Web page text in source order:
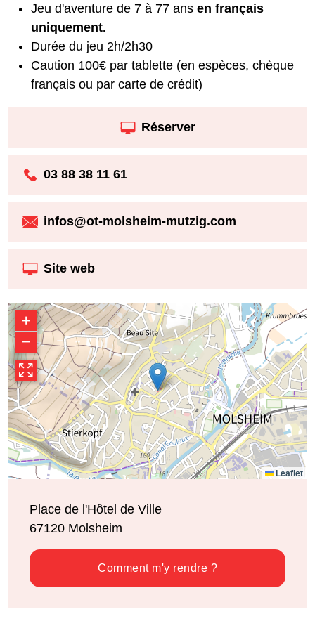
Jeu d'aventure de 7 à 77 ans en français
uniquement.
Durée du jeu 2h/2h30
Caution 100€ par tablette (en espèces, chèque
français ou par carte de crédit)
Réserver
03 88 38 11 61
infos@ot-molsheim-mutzig.com
Site web
+
−
Leaflet
Place de l'Hôtel de Ville
67120 Molsheim
Comment m'y rendre ?